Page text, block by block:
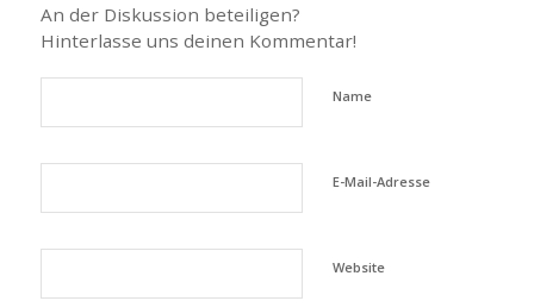
An der Diskussion beteiligen?
Hinterlasse uns deinen Kommentar!
Name
E-Mail-Adresse
Website